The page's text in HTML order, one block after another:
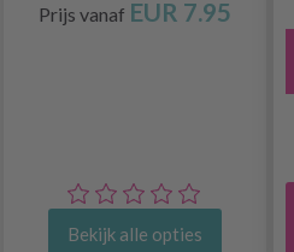
Prijs vanaf EUR 7.95
Bekijk alle opties